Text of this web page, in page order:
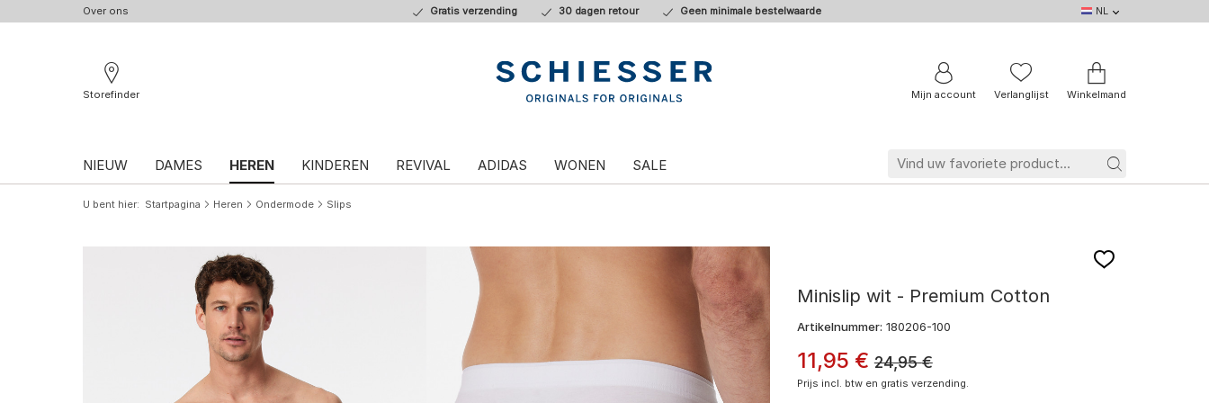
Over ons Gratis verzending 30 dagen retour Geen minimale bestelwaarde
NL
DE
NL
BE
FR
Storefinder
Mijn account Verlanglijst Winkelmand
NIEUW DAMES HEREN KINDEREN REVIVAL ADIDAS WONEN SALE
U bent hier Startpagina Heren Ondermode Slips
Minislip wit - Premium Cotton
Artikelnummer: 180206-100
11,95 €24,95€
Prijs incl. btw en gratis verzending.